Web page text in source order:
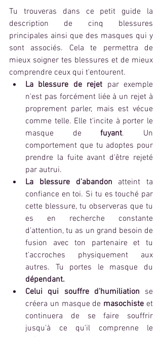
Tu trouveras dans ce petit guide la
description de cinq blessures
principales ainsi que des masques qui y
sont associés. Cela te permettra de
mieux soigner tes blessures et de mieux
comprendre ceux qui t'entourent.
La blessure de rejet par exemple
n'est pas forcément liée à un rejet à
proprement parler, mais est vécue
comme telle. Elle t'incite à porter le
masque de fuyant. Un
comportement que tu adoptes pour
prendre la fuite avant d'être rejeté
par autrui.
La blessure d'abandon atteint ta
confiance en toi. Si tu es touché par
cette blessure, tu observeras que tu
es en recherche constante
d'attention, tu as un grand besoin de
fusion avec ton partenaire et tu
t'accroches physiquement aux
autres. Tu portes le masque du
dépendant.
Celui qui souffre d'humiliation se
créera un masque de masochiste et
continuera de se faire souffrir
jusqu'à ce qu'il comprenne le